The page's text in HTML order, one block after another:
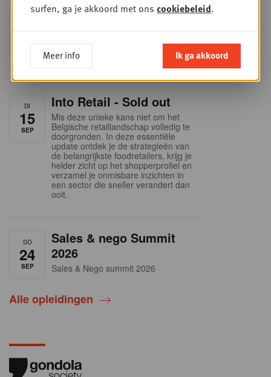
SEP
Foodservice - Joint
Intro to Negotiation: Succes aan de
onderhandelingstafel is geen toeval!
DI
15
SEP
Into Retail - Sold out
Mis deze unieke kans niet om het
Belgische retaillandschap volledig te
doorgronden. In deze essentiële
update ontdek je de strategieën van
de belangrijkste foodretailers, krijg je
helder zicht op het shopperprofiel en
verzamel je onmisbare inzichten in
een sector die sneller verandert dan
ooit.
DO
24
SEP
Sales & nego Summit
2026
Sales & Nego summit 2026
Alle opleidingen
surfen, ga je akkoord met ons cookiebeleid.
Meer info Ik ga akkoord